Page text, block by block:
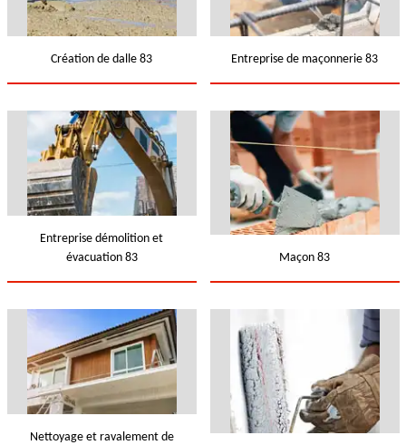
Création de dalle 83 Entreprise de maçonnerie 83
Entreprise démolition et
évacuation 83
Maçon 83
Nettoyage et ravalement de